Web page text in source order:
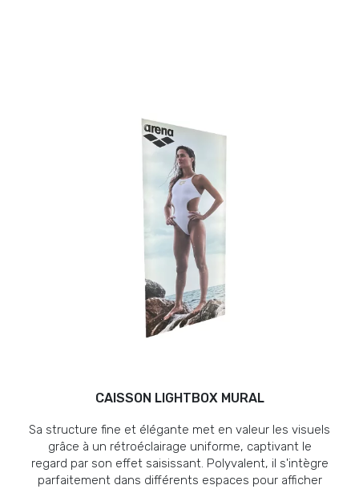
CAISSON LIGHTBOX MURAL
Sa structure fine et élégante met en valeur les visuels
grâce à un rétroéclairage uniforme, captivant le
regard par son effet saisissant. Polyvalent, il s'intègre
parfaitement dans différents espaces pour afficher